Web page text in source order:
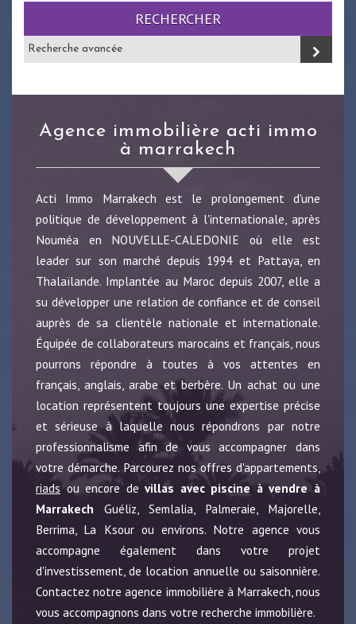
RECHERCHER
Recherche avancée
agence immobilière acti immo
à marrakech
Acti Immo Marrakech est le prolongement d'une
politique de développement à l'internationale, après
Nouméa en NOUVELLE-CALEDONIE où elle est
leader sur son marché depuis 1994 et Pattaya, en
Thalaïlande. Implantée au Maroc depuis 2007, elle a
su développer une relation de confiance et de conseil
auprès de sa clientèle nationale et internationale.
Équipée de collaborateurs marocains et français, nous
pourrons répondre à toutes à vos attentes en
français, anglais, arabe et berbère. Un achat ou une
location représentent toujours une expertise précise
et sérieuse à laquelle nous répondrons par notre
professionnalisme afin de vous accompagner dans
votre démarche. Parcourez nos offres d'appartements,
riads ou encore devillas avec piscine à vendre à
Marrakech Guéliz, Semlalia, Palmeraie, Majorelle,
Berrima, La Ksour ou environs. Notre agence vous
accompagne également dans votre projet
d'investissement, de location annuelle ou saisonnière.
Contactez notre agence immobilière à Marrakech, nous
vous accompagnons dans votre recherche immobilière.